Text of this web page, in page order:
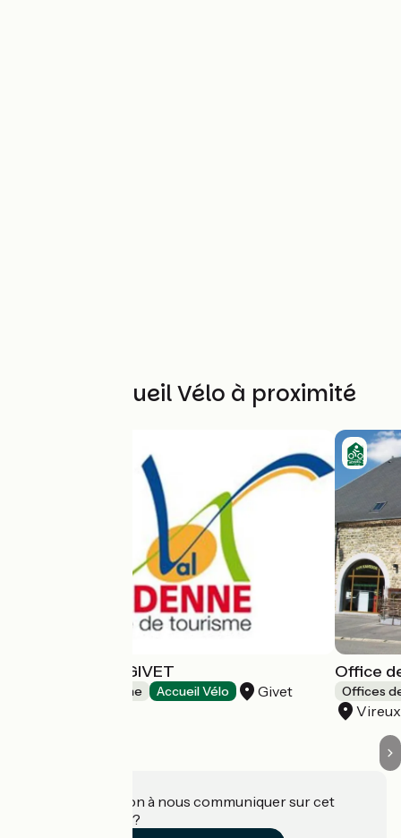
Autres Accueil Vélo à proximité
Point d'accueil GIVET
Offices de Tourisme Accueil Vélo Givet
Office
Offices
Une information à nous communiquer sur cet
établissement ?